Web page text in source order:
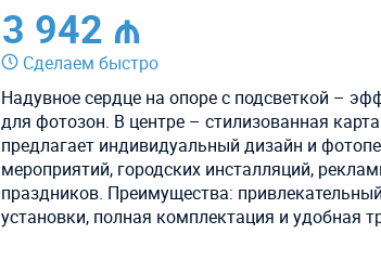
3 942 ₼
Сделаем быстро
Надувное сердце на опоре с подсветкой –
для фотозон. В центре – стилизованная
предлагает индивидуальный дизайн и
мероприятий, городских инсталляций,
праздников. Преимущества:
установки, полная комплектация и удобная